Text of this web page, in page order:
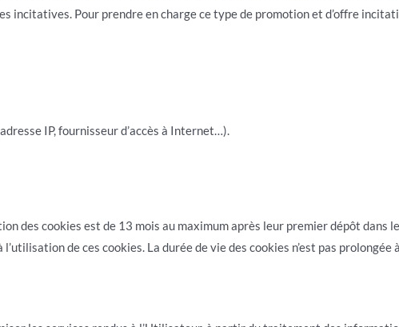
Pour prendre en charge ce type de promotion et d’offre
IP, fournisseur d’accès à Internet…).
des cookies est de 13 mois au maximum après leur premier dépôt dans
de ces cookies. La durée de vie des cookies n’est pas prolongée